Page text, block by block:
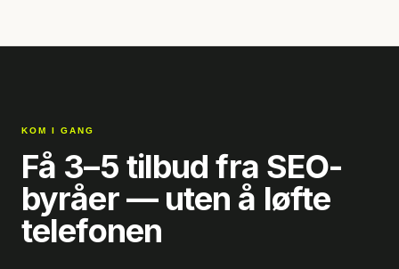
KOM I GANG
Få 3–5 tilbud fra SEO-
byråer — uten å løfte
telefonen